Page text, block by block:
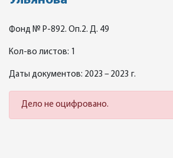
Фонд № Р-892. Оп.2. Д. 49
Кол-во листов: 1
Даты документов: 2023 – 2023 г.
Дело не оцифровано.